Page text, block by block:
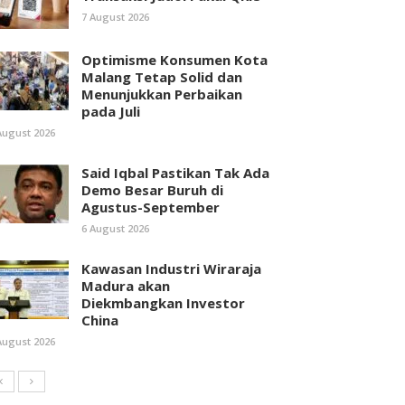
7 August 2026
Optimisme Konsumen Kota
Malang Tetap Solid dan
Menunjukkan Perbaikan
pada Juli
2026
Said Iqbal Pastikan Tak Ada
Demo Besar Buruh di
Agustus-September
6 August 2026
Kawasan Industri Wiraraja
Madura akan
Diekmbangkan Investor
China
2026